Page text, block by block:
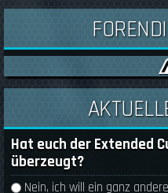
Hat euch der Extended
überzeugt?
Auswahlmöglichkeiten
Nein, ich will ein ganz